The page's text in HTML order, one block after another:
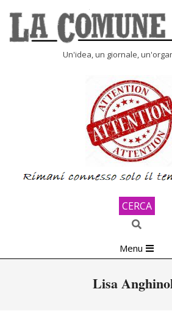
content
Un'idea, un giornale,
CERCA
Search
Navigation
Menu
Lisa